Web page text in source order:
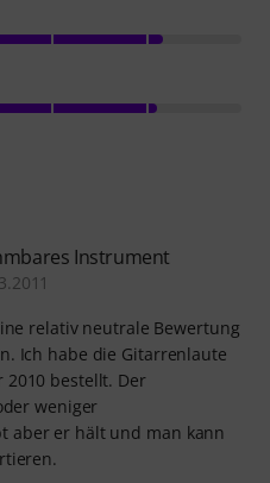
Instrument
relativ neutrale Bewertung
Ich habe die Gitarrenlaute
2010 bestellt. Der
weniger
aber er hält und man kann